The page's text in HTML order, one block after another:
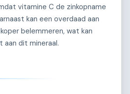
vitamine C de zinkopname
kan een overdaad aan
belemmeren, wat kan
dit mineraal.